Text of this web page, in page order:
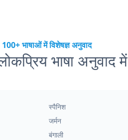
100+ भाषाओं में विशेषज्ञ अनुवाद
भाषा अनुवाद में
स्पैनिश
जर्मन
बंगाली